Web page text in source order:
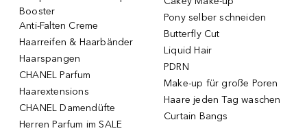
Booster
Anti-Falten Creme
Haarreifen & Haarbänder
Haarspangen
CHANEL Parfum
Haarextensions
CHANEL Damendüfte
Herren Parfum im SALE
Pony selber schneiden
Butterfly Cut
Liquid Hair
PDRN
Make-up für große Poren
Haare jeden Tag waschen
Curtain Bangs